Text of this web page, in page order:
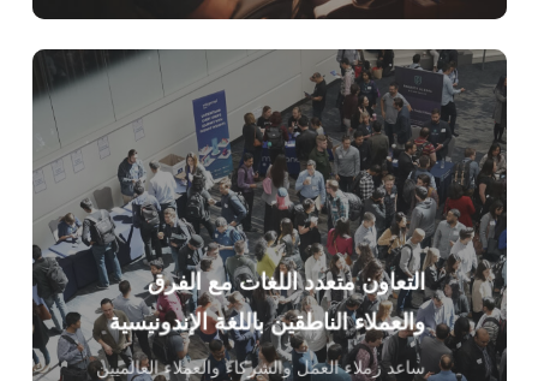
التعاون متعدد اللغات مع الفرق
والعملاء الناطقين باللغة الإندونيسية
ساعد زملاء العمل والشركاء والعملاء العالميين